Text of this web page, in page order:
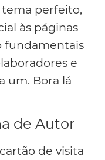
perfeito,
às páginas
fundamentais
e
um. Bora lá
de Autor
de visita